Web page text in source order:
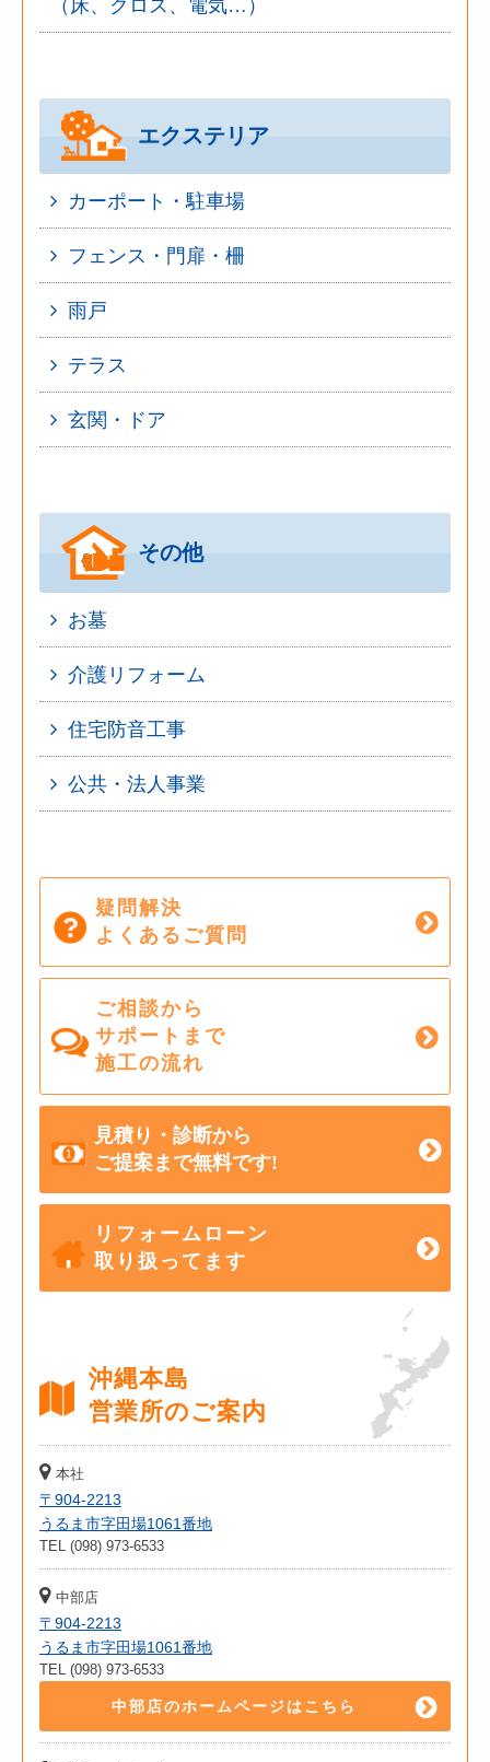
（床、クロス、電気…）
エクステリア
カーポート・駐車場
フェンス・門扉・柵
雨戸
テラス
玄関・ドア
その他
お墓
介護リフォーム
住宅防音工事
公共・法人事業
疑問解決
よくあるご質問
ご相談から
サポートまで
施工の流れ
見積り・診断から
ご提案まで無料です!
リフォームローン
取り扱ってます
沖縄本島
営業所のご案内
本社
〒904-2213
うるま市字田場1061番地
TEL (098) 973-6533
中部店
〒904-2213
うるま市字田場1061番地
TEL (098) 973-6533
中部店のホームページはこちら